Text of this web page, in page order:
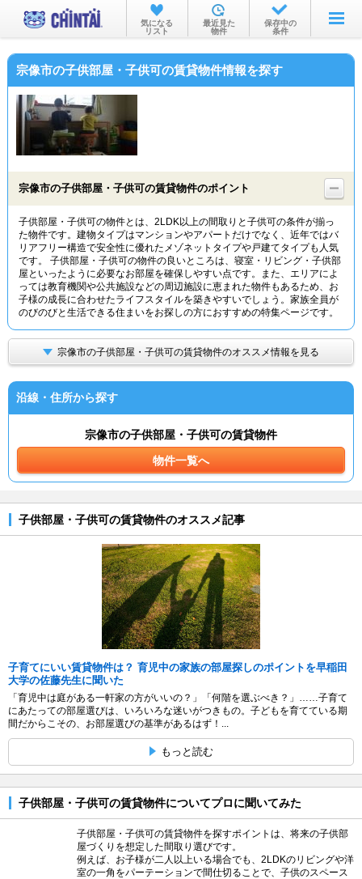
お部屋を探す
沿線・駅から
物件特集から
TOP
気になる
リスト
最近見た
物件
保存中の
条件
宗像市の子供部屋・子供可の賃貸物件情報を探す
宗像市の子供部屋・子供可の賃貸物件のポイント
子供部屋・子供可の物件とは、2LDK以上の間取りと子供可の条件が揃っ
た物件です。建物タイプはマンションやアパートだけでなく、近年ではバ
リアフリー構造で安全性に優れたメゾネットタイプや戸建てタイプも人気
です。 子供部屋・子供可の物件の良いところは、寝室・リビング・子供部
屋といったように必要なお部屋を確保しやすい点です。また、エリアによ
っては教育機関や公共施設などの周辺施設に恵まれた物件もあるため、お
子様の成長に合わせたライフスタイルを築きやすいでしょう。家族全員が
のびのびと生活できる住まいをお探しの方におすすめの特集ページです。
宗像市の子供部屋・子供可の賃貸物件のオススメ情報を見る
沿線・住所から探す
宗像市の子供部屋・子供可の賃貸物件
物件一覧へ
子供部屋・子供可の賃貸物件のオススメ記事
子育てにいい賃貸物件は？ 育児中の家族の部屋探しのポイントを早稲田
大学の佐藤先生に聞いた
「育児中は庭がある一軒家の方がいいの？」「何階を選ぶべき？」……子育て
にあたっての部屋選びは、いろいろな迷いがつきもの。子どもを育てている期
間だからこその、お部屋選びの基準があるはず！...
もっと読む
子供部屋・子供可の賃貸物件についてプロに聞いてみた
子供部屋・子供可の賃貸物件を探すポイントは、将来の子供部
屋づくりを想定した間取り選びです。
例えば、お子様が二人以上いる場合でも、2LDKのリビングや洋
室の一角をパーテーションで間仕切ることで、子供のスペース